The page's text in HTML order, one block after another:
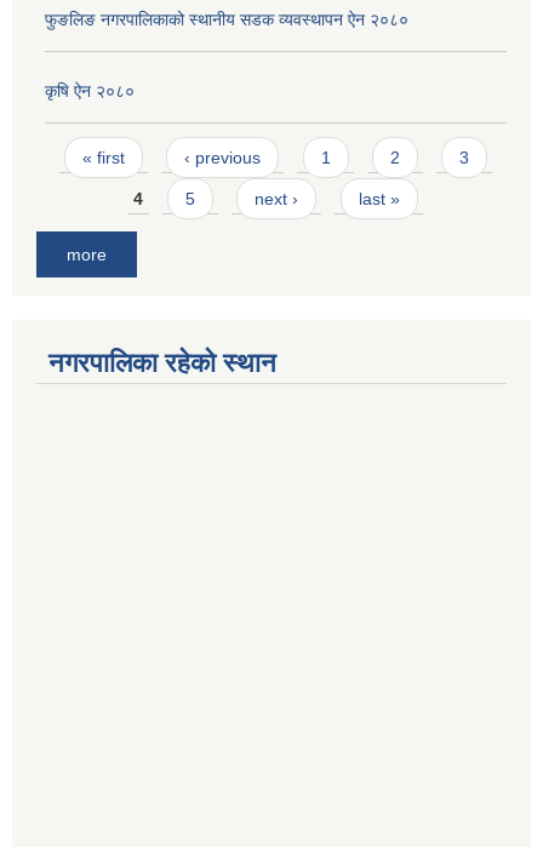
फुङलिङ नगरपालिकाको स्थानीय सडक व्यवस्थापन ऐन २०८०
कृषि ऐन २०८०
Pages
« first ‹ previous 1 2 3
4 5 next › last »
more
नगरपालिका रहेको स्थान